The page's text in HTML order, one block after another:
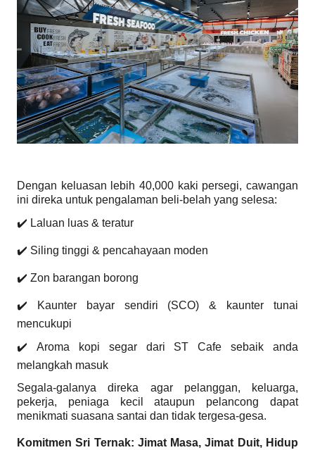
Dengan keluasan lebih 40,000 kaki persegi, cawangan
ini direka untuk pengalaman beli-belah yang selesa:
✔️ Laluan luas & teratur
✔️ Siling tinggi & pencahayaan moden
✔️ Zon barangan borong
✔️ Kaunter bayar sendiri (SCO) & kaunter tunai
mencukupi
✔️ Aroma kopi segar dari ST Cafe sebaik anda
melangkah masuk
Segala-galanya direka agar pelanggan, keluarga,
pekerja, peniaga kecil ataupun pelancong dapat
menikmati suasana santai dan tidak tergesa-gesa.
Komitmen Sri Ternak: Jimat Masa, Jimat Duit, Hidup